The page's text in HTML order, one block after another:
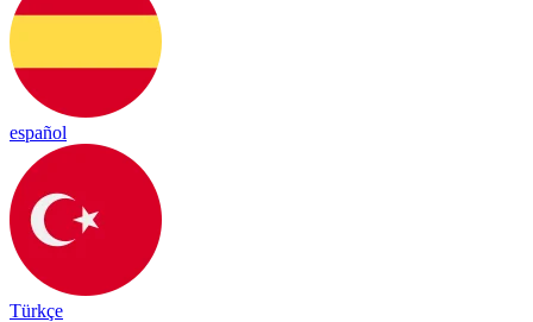
español
Türkçe